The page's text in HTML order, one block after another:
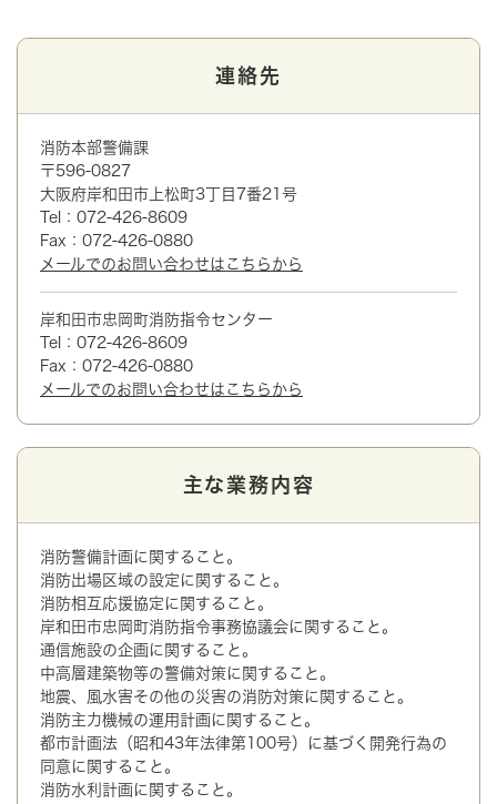
連絡先
消防本部警備課
〒596-0827
大阪府岸和田市上松町3丁目7番21号
Tel：072-426-8609
Fax：072-426-0880
メールでのお問い合わせはこちらから
岸和田市忠岡町消防指令センター
Tel：072-426-8609
Fax：072-426-0880
メールでのお問い合わせはこちらから
主な業務内容
消防警備計画に関すること。
消防出場区域の設定に関すること。
消防相互応援協定に関すること。
岸和田市忠岡町消防指令事務協議会に関すること。
通信施設の企画に関すること。
中高層建築物等の警備対策に関すること。
地震、風水害その他の災害の消防対策に関すること。
消防主力機械の運用計画に関すること。
都市計画法（昭和43年法律第100号）に基づく開発行為の
同意に関すること。
消防水利計画に関すること。